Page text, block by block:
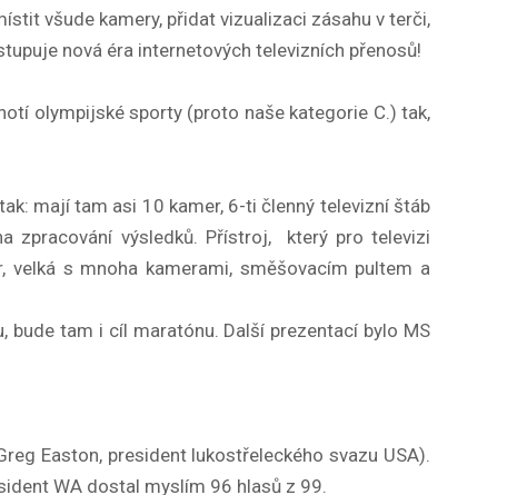
všude kamery, přidat vizualizaci zásahu v terči,
nová éra internetových televizních přenosů!
olympijské sporty (proto naše kategorie C.) tak,
mají tam asi 10 kamer, 6-ti členný televizní štáb
zpracování výsledků. Přístroj, který pro televizi
s mnoha kamerami, směšovacím pultem a
bude tam i cíl maratónu. Další prezentací bylo MS
Easton, president lukostřeleckého svazu USA).
WA dostal myslím 96 hlasů z 99.